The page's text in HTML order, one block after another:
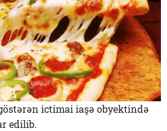
ictimai iaşə obyektində
edilib.